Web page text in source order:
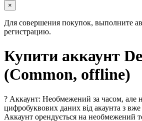
×
Для совершения покупок, выполните
регистрацию.
Купити аккаунт
(Common, offline)
? Аккаунт: Необмежений за часом, але
цифробуквових даних від акаунта з
Аккаунт орендується на необмежений